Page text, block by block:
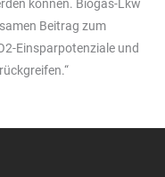
können. Biogas-Lkw
Beitrag zum
Einsparpotenziale und